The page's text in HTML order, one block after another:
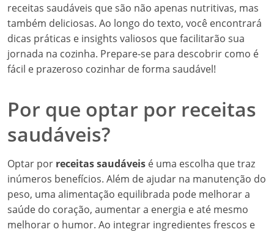
receitas saudáveis que são não apenas nutritivas, mas
também deliciosas. Ao longo do texto, você encontrará
dicas práticas e insights valiosos que facilitarão sua
jornada na cozinha. Prepare-se para descobrir como é
fácil e prazeroso cozinhar de forma saudável!
Por que optar por receitas
saudáveis?
Optar por receitas saudáveis é uma escolha que traz
inúmeros benefícios. Além de ajudar na manutenção do
peso, uma alimentação equilibrada pode melhorar a
saúde do coração, aumentar a energia e até mesmo
melhorar o humor. Ao integrar ingredientes frescos e